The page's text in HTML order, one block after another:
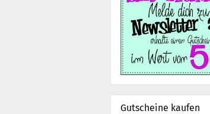
Gutscheine kaufen